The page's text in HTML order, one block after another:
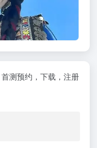
测预约，下载，注册